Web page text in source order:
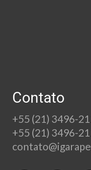
Contato
+55 (21) 3496-
+55 (21) 3496-